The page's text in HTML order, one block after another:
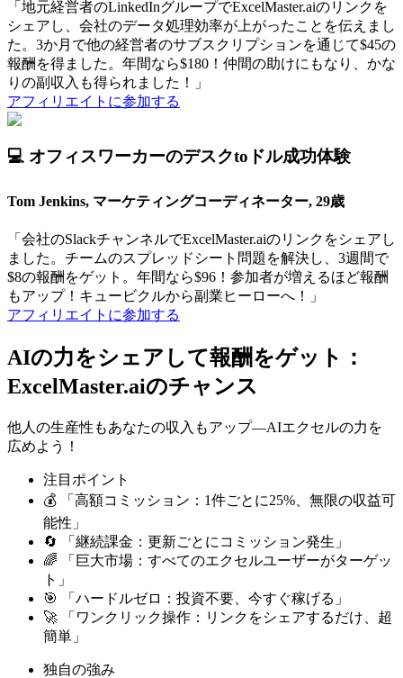
「地元経営者のLinkedInグループでExcelMaster.aiのリンクを
シェアし、会社のデータ処理効率が上がったことを伝えまし
た。3か月で他の経営者のサブスクリプションを通じて$45の
報酬を得ました。年間なら$180！仲間の助けにもなり、かな
りの副収入も得られました！」
アフィリエイトに参加する
💻 オフィスワーカーのデスクtoドル成功体験
Tom Jenkins, マーケティングコーディネーター, 29歳
「会社のSlackチャンネルでExcelMaster.aiのリンクをシェアし
ました。チームのスプレッドシート問題を解決し、3週間で
$8の報酬をゲット。年間なら$96！参加者が増えるほど報酬
もアップ！キュービクルから副業ヒーローへ！」
アフィリエイトに参加する
AIの力をシェアして報酬をゲット：
ExcelMaster.aiのチャンス
他人の生産性もあなたの収入もアップ―AIエクセルの力を
広めよう！
注目ポイント
💰 「高額コミッション：1件ごとに25%、無限の収益可
能性」
🔄 「継続課金：更新ごとにコミッション発生」
🌈 「巨大市場：すべてのエクセルユーザーがターゲッ
ト」
🎯 「ハードルゼロ：投資不要、今すぐ稼げる」
🚀 「ワンクリック操作：リンクをシェアするだけ、超
簡単」
独自の強み